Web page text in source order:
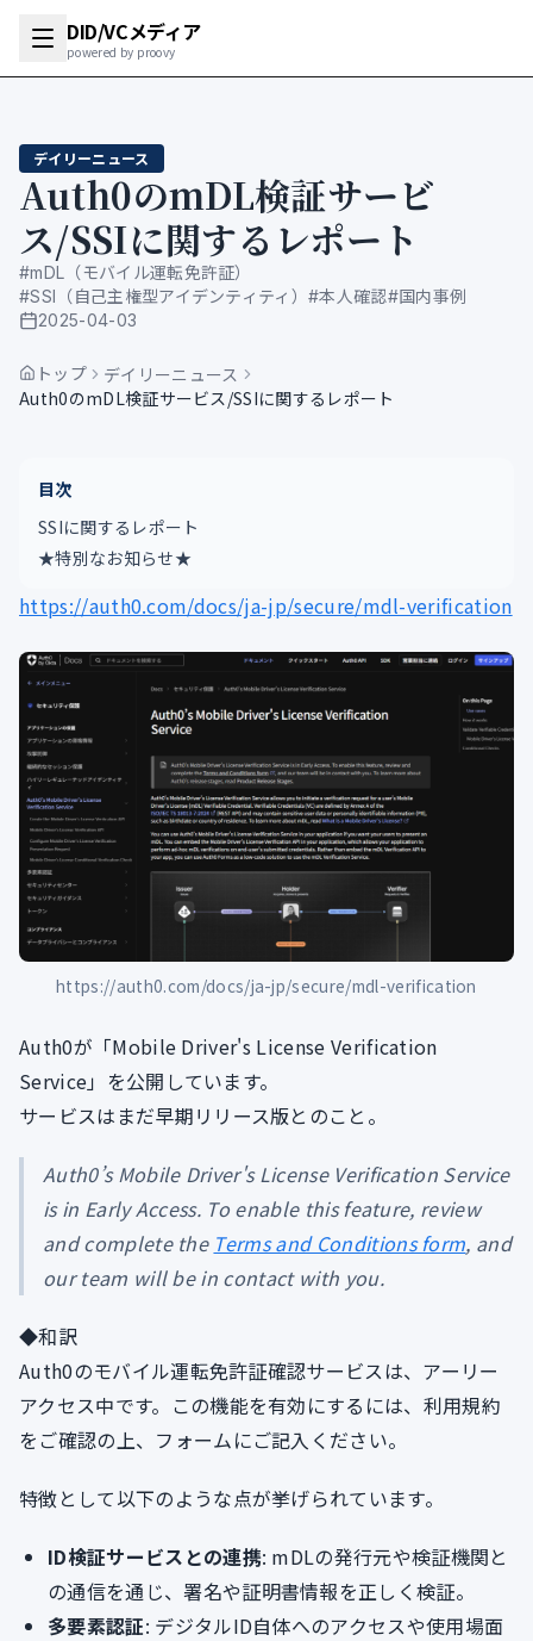
DID/VCメディア
powered by proovy
デイリーニュース
Auth0のmDL検証サービ
ス/SSIに関するレポート
#mDL（モバイル運転免許証）
#SSI（自己主権型アイデンティティ）#本人確認#国内事例
公開日
2025-04-03
トップ
デイリーニュース
Auth0のmDL検証サービス/SSIに関するレポート
目次
SSIに関するレポート
★特別なお知らせ★
https://auth0.com/docs/ja-jp/secure/mdl-verification
https://auth0.com/docs/ja-jp/secure/mdl-verification
Auth0が「Mobile Driver's License Verification
Service」を公開しています。
サービスはまだ早期リリース版とのこと。
Auth0’s Mobile Driver's License Verification Service
is in Early Access. To enable this feature, review
and complete the Terms and Conditions form, and
our team will be in contact with you.
◆和訳
Auth0のモバイル運転免許証確認サービスは、アーリー
アクセス中です。この機能を有効にするには、利用規約
をご確認の上、フォームにご記入ください。
特徴として以下のような点が挙げられています。
ID検証サービスとの連携: mDLの発行元や検証機関と
の通信を通じ、署名や証明書情報を正しく検証。
多要素認証: デジタルID自体へのアクセスや使用場面